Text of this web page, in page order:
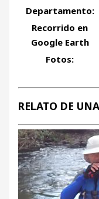
Departamento:
Recorrido en
Google Earth
Fotos:
RELATO DE